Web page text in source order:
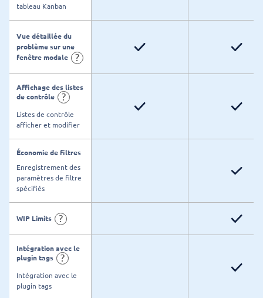
tableau Kanban
Vue détaillée du
problème sur une
fenêtre modale
?
Affichage des listes
de contrôle
?
Listes de contrôle
afficher et modifier
Économie de filtres
Enregistrement des
paramètres de filtre
spécifiés
WIP Limits ?
Intégration avec le
plugin tags
?
Intégration avec le
plugin tags